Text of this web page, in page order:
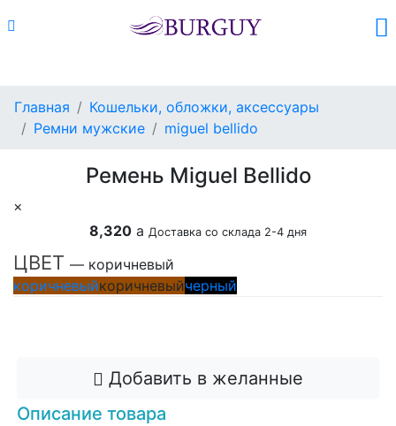
Главная
Кошельки, обложки, аксессуары
Ремни мужские
miguel bellido
Ремень Miguel Bellido
×
8,320 a Доставка со склада 2-4 дня
ЦВЕТ — коричневый
коричневыйкоричневыйчерный
Добавить в желанные
Описание товара